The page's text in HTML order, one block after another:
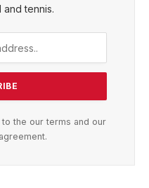
tennis.
the our terms and our